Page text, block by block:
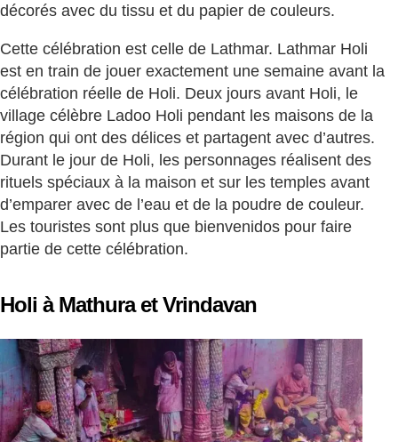
décorés avec du tissu et du papier de couleurs.
Cette célébration est celle de Lathmar. Lathmar Holi
est en train de jouer exactement une semaine avant la
célébration réelle de Holi. Deux jours avant Holi, le
village célèbre Ladoo Holi pendant les maisons de la
région qui ont des délices et partagent avec d’autres.
Durant le jour de Holi, les personnages réalisent des
rituels spéciaux à la maison et sur les temples avant
d’emparer avec de l’eau et de la poudre de couleur.
Les touristes sont plus que bienvenidos pour faire
partie de cette célébration.
Holi à Mathura et Vrindavan